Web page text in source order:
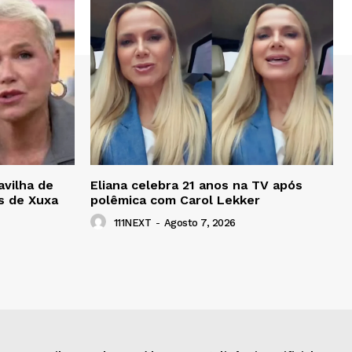
de
de Xuxa
Eliana celebra 21 anos na TV após
polêmica com Carol Lekker
111NEXT - Agosto 7, 2026